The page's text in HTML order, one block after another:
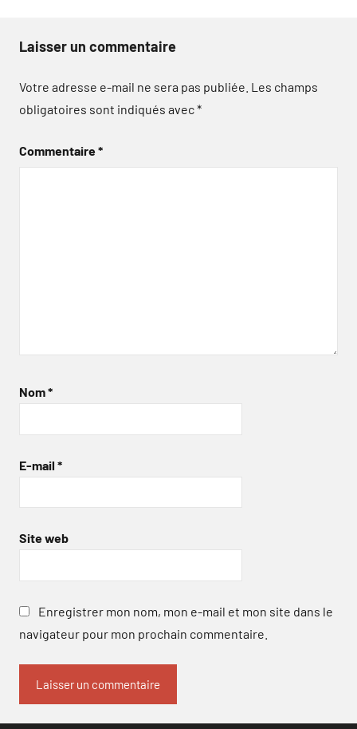
Laisser un commentaire
Votre adresse e-mail ne sera pas publiée. Les champs
obligatoires sont indiqués avec*
Commentaire*
Nom*
E-mail *
Site web
Enregistrer mon nom, mon e-mail et mon site dans le
navigateur pour mon prochain commentaire.